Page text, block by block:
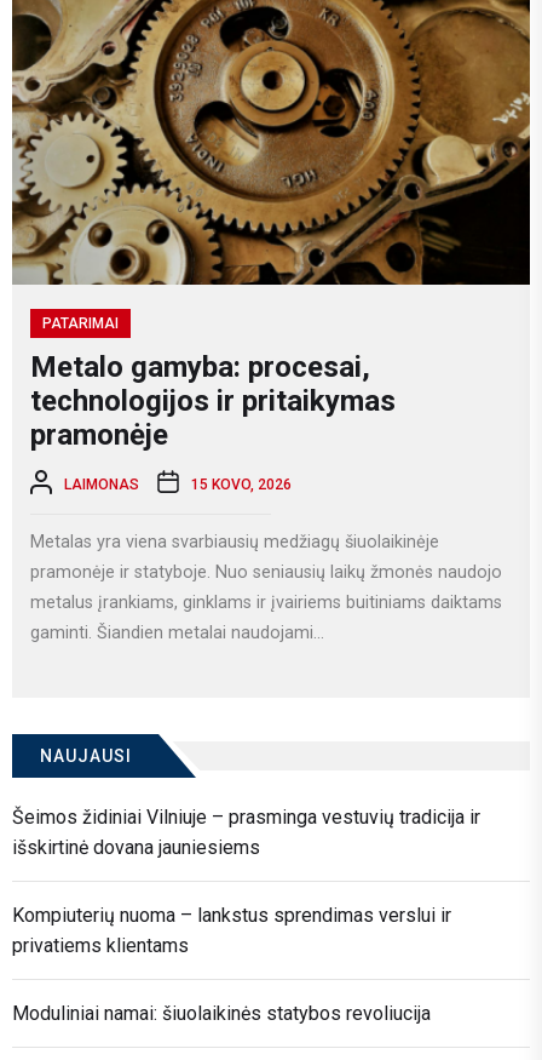
PATARIMAI
Metalo gamyba: procesai,
technologijos ir pritaikymas
pramonėje
LAIMONAS 15 KOVO, 2026
Metalas yra viena svarbiausių medžiagų šiuolaikinėje
pramonėje ir statyboje. Nuo seniausių laikų žmonės naudojo
metalus įrankiams, ginklams ir įvairiems buitiniams daiktams
gaminti. Šiandien metalai naudojami...
NAUJAUSI
Šeimos židiniai Vilniuje – prasminga vestuvių tradicija ir
išskirtinė dovana jauniesiems
Kompiuterių nuoma – lankstus sprendimas verslui ir
privatiems klientams
Moduliniai namai: šiuolaikinės statybos revoliucija